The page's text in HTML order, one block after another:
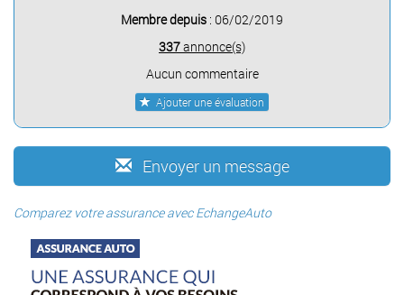
Membre depuis : 06/02/2019
337annonce(s)
Aucun commentaire
Ajouter une évaluation
Envoyer un message
Comparez votre assurance avec EchangeAuto